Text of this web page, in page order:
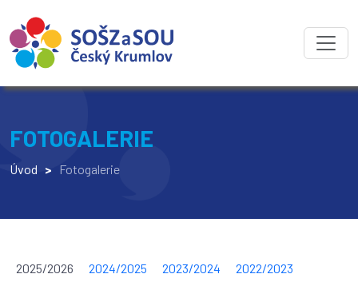
FOTOGALERIE
Úvod > Fotogalerie
2025/2026 2024/2025 2023/2024
2022/2023